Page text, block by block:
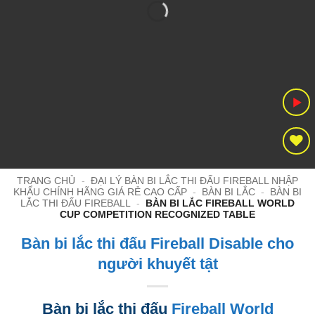
TRANG CHỦ - ĐẠI LÝ BÀN BI LẮC THI ĐẤU FIREBALL NHẬP
KHẨU CHÍNH HÃNG GIÁ RẺ CAO CẤP - BÀN BI LẮC -
BÀN BI
LẮC THI ĐẤU FIREBALL -
BÀN BI LẮC FIREBALL WORLD
CUP COMPETITION RECOGNIZED TABLE
Bàn bi lắc thi đấu Fireball Disable cho
người khuyết tật
Bàn bi lắc thi đấu Fireball World